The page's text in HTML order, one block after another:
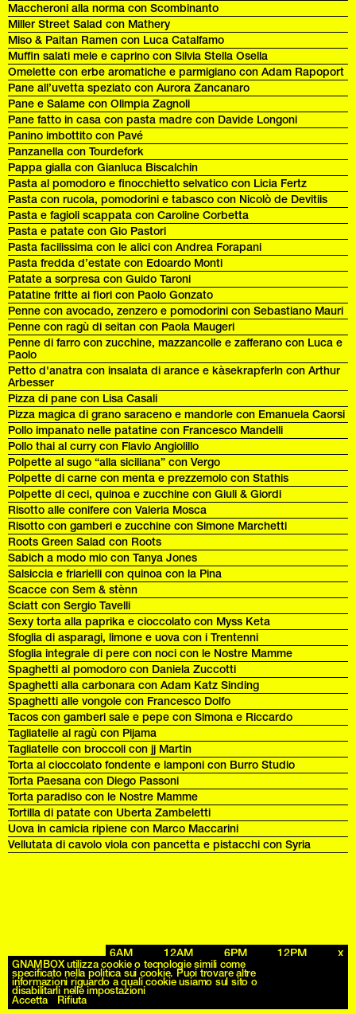
Maccheroni alla norma con Scombinanto
Miller Street Salad con Mathery
Miso & Paitan Ramen con Luca Catalfamo
Muffin salati mele e caprino con Silvia Stella Osella
Omelette con erbe aromatiche e parmigiano con Adam Rapoport
Pane all’uvetta speziato con Aurora Zancanaro
Pane e Salame con Olimpia Zagnoli
Pane fatto in casa con pasta madre con Davide Longoni
Panino imbottito con Pavé
Panzanella con Tourdefork
Pappa gialla con Gianluca Biscalchin
Pasta al pomodoro e finocchietto selvatico con Licia Fertz
Pasta con rucola, pomodorini e tabasco con Nicolò de Devitiis
Pasta e fagioli scappata con Caroline Corbetta
Pasta e patate con Gio Pastori
Pasta facilissima con le alici con Andrea Forapani
Pasta fredda d’estate con Edoardo Monti
Patate a sorpresa con Guido Taroni
Patatine fritte ai fiori con Paolo Gonzato
Penne con avocado, zenzero e pomodorini con Sebastiano Mauri
Penne con ragù di seitan con Paola Maugeri
Penne di farro con zucchine, mazzancolle e zafferano con Luca e
Paolo
Petto d'anatra con insalata di arance e kàsekrapferln con Arthur
Arbesser
Pizza di pane con Lisa Casali
Pizza magica di grano saraceno e mandorle con Emanuela Caorsi
Pollo impanato nelle patatine con Francesco Mandelli
Pollo thai al curry con Flavio Angiolillo
Polpette al sugo “alla siciliana” con Vergo
Polpette di carne con menta e prezzemolo con Stathis
Polpette di ceci, quinoa e zucchine con Giuli & Giordi
Risotto alle conifere con Valeria Mosca
Risotto con gamberi e zucchine con Simone Marchetti
Roots Green Salad con Roots
Sabich a modo mio con Tanya Jones
Salsiccia e friarielli con quinoa con la Pina
Scacce con Sem & stènn
Sciatt con Sergio Tavelli
Sexy torta alla paprika e cioccolato con Myss Keta
Sfoglia di asparagi, limone e uova con i Trentenni
Sfoglia integrale di pere con noci con le Nostre Mamme
Spaghetti al pomodoro con Daniela Zuccotti
Spaghetti alla carbonara con Adam Katz Sinding
Spaghetti alle vongole con Francesco Dolfo
Tacos con gamberi sale e pepe con Simona e Riccardo
Tagliatelle al ragù con Pijama
Tagliatelle con broccoli con jj Martin
Torta al cioccolato fondente e lamponi con Burro Studio
Torta Paesana con Diego Passoni
Torta paradiso con le Nostre Mamme
Tortilla di patate con Uberta Zambeletti
Uova in camicia ripiene con Marco Maccarini
Vellutata di cavolo viola con pancetta e pistacchi con Syria
Archives
6AM 12AM 6PM 12PM x
GNAMBOX utilizza cookie o tecnologie simili come
specificato nella politica sui cookie. Puoi trovare altre
informazioni riguardo a quali cookie usiamo sul sito o
disabilitarli nelle impostazioni
Accetta Rifiuta